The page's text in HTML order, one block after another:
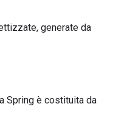
generate da
Spring è costituita da